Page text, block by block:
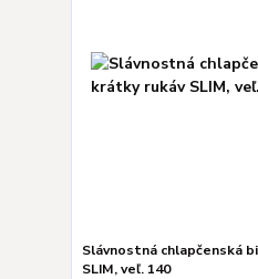
Slávnostná chlapčenská
SLIM, veľ. 140